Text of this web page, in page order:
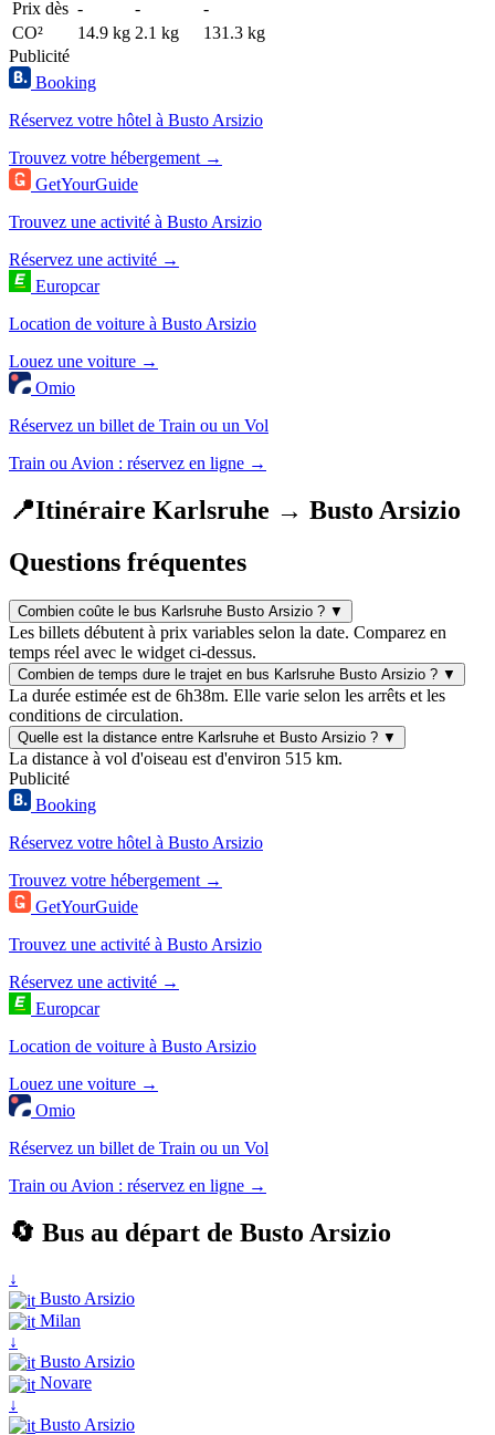
Prix dès - -
-
CO²
14.9 kg 2.1 kg
131.3 kg
Publicité
Booking
Réservez votre hôtel à Busto Arsizio
Trouvez votre hébergement →
GetYourGuide
Trouvez une activité à Busto Arsizio
Réservez une activité →
Europcar
Location de voiture à Busto Arsizio
Louez une voiture →
Omio
Réservez un billet de Train ou un Vol
Train ou Avion : réservez en ligne →
📍Itinéraire Karlsruhe → Busto Arsizio
Questions fréquentes
Combien coûte le bus Karlsruhe Busto Arsizio ? ▼
Les billets débutent à prix variables selon la date. Comparez en
temps réel avec le widget ci-dessus.
Combien de temps dure le trajet en bus Karlsruhe Busto Arsizio ? ▼
La durée estimée est de 6h38m. Elle varie selon les arrêts et les
conditions de circulation.
Quelle est la distance entre Karlsruhe et Busto Arsizio ? ▼
La distance à vol d'oiseau est d'environ 515 km.
Publicité
Booking
Réservez votre hôtel à Busto Arsizio
Trouvez votre hébergement →
GetYourGuide
Trouvez une activité à Busto Arsizio
Réservez une activité →
Europcar
Location de voiture à Busto Arsizio
Louez une voiture →
Omio
Réservez un billet de Train ou un Vol
Train ou Avion : réservez en ligne →
🔄 Bus au départ de Busto Arsizio
↓
Busto Arsizio
Milan
↓
Busto Arsizio
Novare
↓
Busto Arsizio